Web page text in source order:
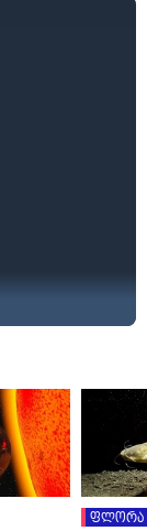
ფლორა